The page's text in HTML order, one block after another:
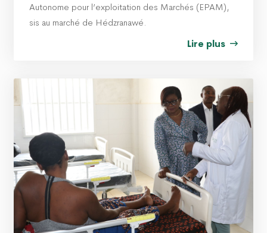
Autonome pour l’exploitation des Marchés (EPAM),
sis au marché de Hédzranawé.
Lire plus